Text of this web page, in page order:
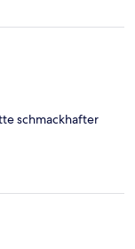
schmackhafter